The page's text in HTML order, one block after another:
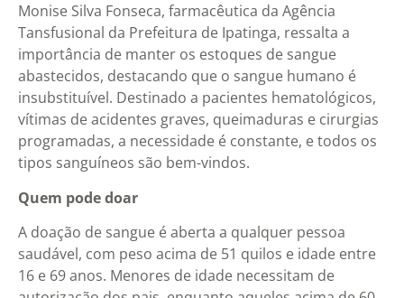
Monise Silva Fonseca, farmacêutica da Agência
Tansfusional da Prefeitura de Ipatinga, ressalta a
importância de manter os estoques de sangue
abastecidos, destacando que o sangue humano é
insubstituível. Destinado a pacientes hematológicos,
vítimas de acidentes graves, queimaduras e cirurgias
programadas, a necessidade é constante, e todos os
tipos sanguíneos são bem-vindos.
Quem pode doar
A doação de sangue é aberta a qualquer pessoa
saudável, com peso acima de 51 quilos e idade entre
16 e 69 anos. Menores de idade necessitam de